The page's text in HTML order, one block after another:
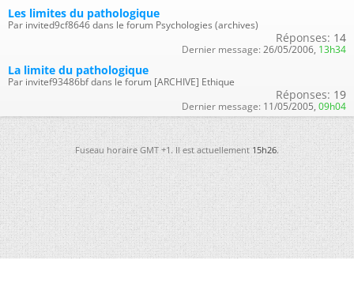
Les limites du pathologique
Par invited9cf8646 dans le forum Psychologies (archives)
Réponses: 14
Dernier message: 26/05/2006, 13h34
La limite du pathologique
Par invitef93486bf dans le forum [ARCHIVE] Ethique
Réponses: 19
Dernier message: 11/05/2005, 09h04
Fuseau horaire GMT +1. Il est actuellement15h26.